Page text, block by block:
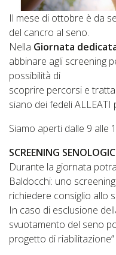
Il mese di ottobre è da
del cancro al seno.
Nella Giornata
abbinare agli screening
possibilità di
scoprire percorsi e
siano dei fedeli ALLEATI
Siamo aperti dalle 9 alle
SCREENING
Durante la giornata
Baldocchi: uno
richiedere consiglio allo
In caso di esclusione
svuotamento del seno
progetto di